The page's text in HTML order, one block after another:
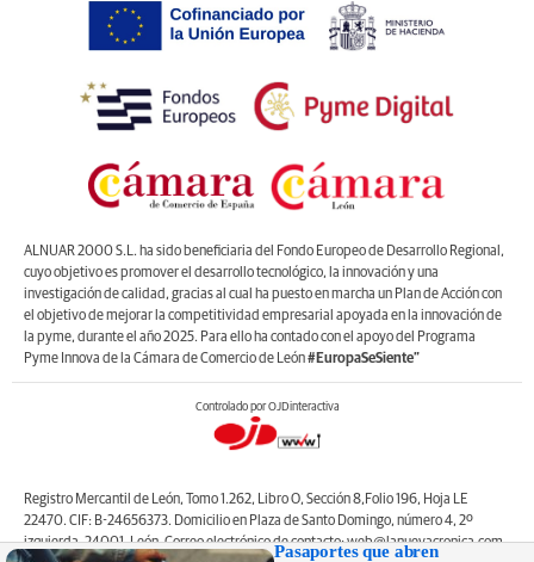
ALNUAR 2000 S.L. ha sido beneficiaria del Fondo Europeo de Desarrollo Regional,
cuyo objetivo es promover el desarrollo tecnológico, la innovación y una
investigación de calidad, gracias al cual ha puesto en marcha un Plan de Acción con
el objetivo de mejorar la competitividad empresarial apoyada en la innovación de
la pyme, durante el año 2025. Para ello ha contado con el apoyo del Programa
Pyme Innova de la Cámara de Comercio de León#EuropaSeSiente”
Controlado por OJDinteractiva
Registro Mercantil de León, Tomo 1.262, Libro O, Sección 8,Folio 196, Hoja LE
22470. CIF: B-24656373. Domicilio en Plaza de Santo Domingo, número 4, 2º
izquierda, 24001, León. Correo electrónico de contacto: web@lanuevacronica.com.
Pasaportes que abren